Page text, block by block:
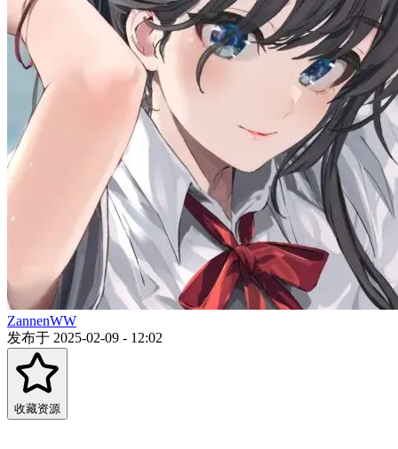
ZannenWW
发布于 2025-02-09 - 12:02
收藏资源